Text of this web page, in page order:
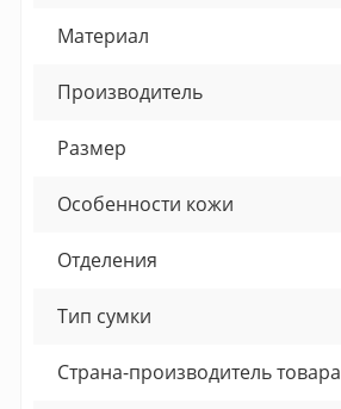
Материал
Производитель
Размер
Особенности кожи
Отделения
Тип сумки
Страна-производитель товара